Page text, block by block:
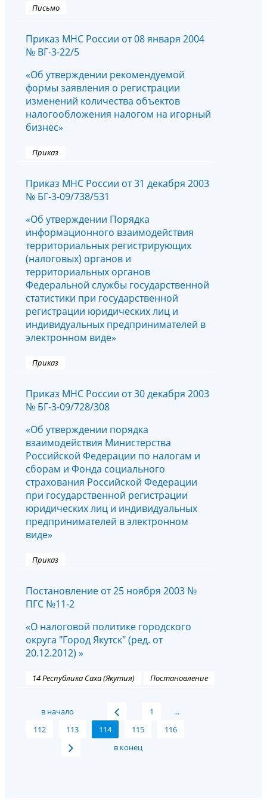
Письмо
Приказ МНС России от 08 января 2004
№ ВГ-3-22/5
«Об утверждении рекомендуемой
формы заявления о регистрации
изменений количества объектов
налогообложения налогом на игорный
бизнес»
Приказ
Приказ МНС России от 31 декабря 2003
№ БГ-3-09/738/531
«Об утверждении Порядка
информационного взаимодействия
территориальных регистрирующих
(налоговых) органов и
территориальных органов
Федеральной службы государственной
статистики при государственной
регистрации юридических лиц и
индивидуальных предпринимателей в
электронном виде»
Приказ
Приказ МНС России от 30 декабря 2003
№ БГ-3-09/728/308
«Об утверждении порядка
взаимодействия Министерства
Российской Федерации по налогам и
сборам и Фонда социального
страхования Российской Федерации
при государственной регистрации
юридических лиц и индивидуальных
предпринимателей в электронном
виде»
Приказ
Постановление от 25 ноября 2003 №
ПГС №11-2
«О налоговой политике городского
округа "Город Якутск" (ред. от
20.12.2012) »
14 Республика Саха (Якутия) Постановление
в начало 1
...
112
113 114 115
116
в конец